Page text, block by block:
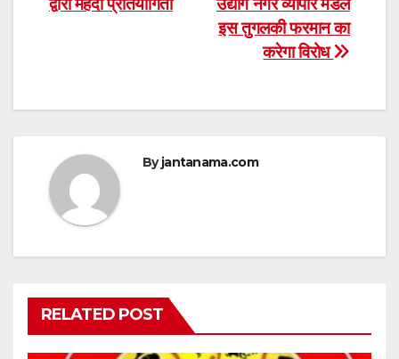
उद्योग नगर व्यापार मंडल
इस तुगलकी फरमान का
करेगा विरोध
द्वारा मेहंदी प्रतियोगिता
Byjantanama.com
RELATED POST